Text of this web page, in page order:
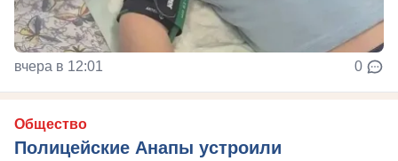
вчера в 12:01 0
Общество
Полицейские Анапы устроили